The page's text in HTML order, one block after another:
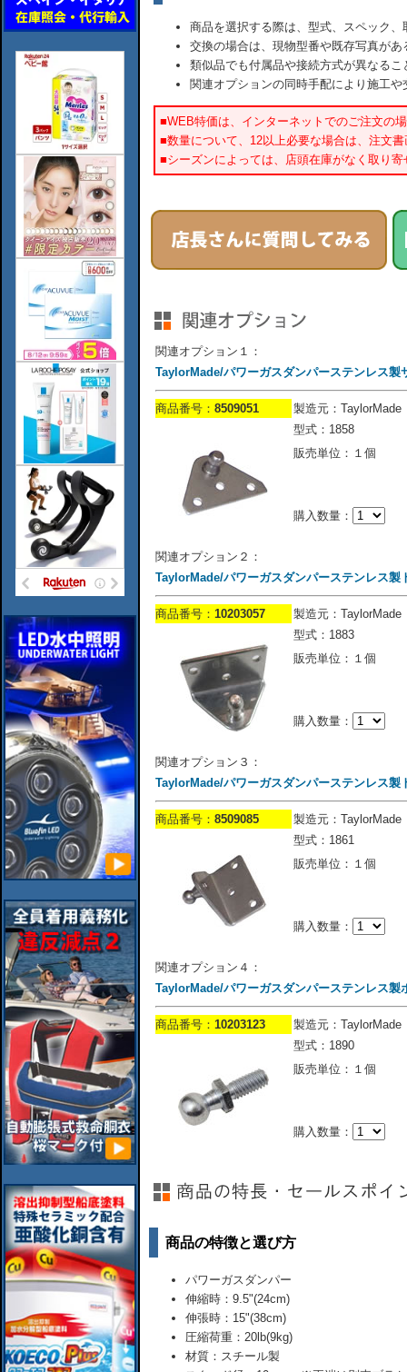
商品を選択する際は、型式、スペック
交換の場合は、現物型番や既存写真が
類似品でも付属品や接続方式が異なるこ
関連オプションの同時手配により施工
■WEB特価は、インターネットでのご注文の
■数量について、12以上必要な場合は、注文
■シーズンによっては、店頭在庫がなく取り
関連オプション１：
TaylorMade/パワーガスダンパーステンレス製
商品番号： 8509051
製造元：TaylorMade
型式：1858
販売単位：１個
購入数量：
関連オプション２：
TaylorMade/パワーガスダンパーステンレス
商品番号： 10203057
製造元：TaylorMade
型式：1883
販売単位：１個
購入数量：
関連オプション３：
TaylorMade/パワーガスダンパーステンレス
商品番号： 8509085
製造元：TaylorMade
型式：1861
販売単位：１個
購入数量：
関連オプション４：
TaylorMade/パワーガスダンパーステンレス製
商品番号： 10203123
製造元：TaylorMade
型式：1890
販売単位：１個
購入数量：
商品の特徴と選び方
パワーガスダンパー
伸縮時：9.5"(24cm)
伸張時：15"(38cm)
圧縮荷重：20lb(9kg)
材質：スチール製